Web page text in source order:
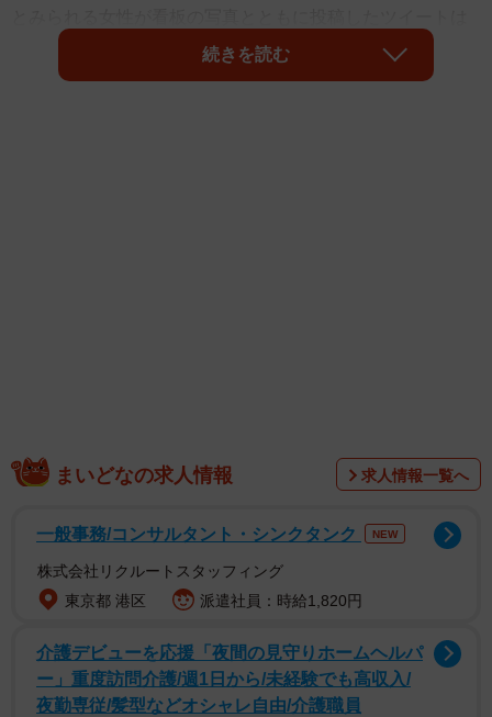
２万回以上リツイートされ、酒ゴリラの看板の写真をまと
めたページまで登場した。ジョッキを持つゴリラの上半身
巨大なゴリラの看板は、一部店舗の壁全面を使って描か
れている。ゴリラの大きさは店舗によってまちまちだが、
ル、幅２３メートル。あふれんばかりのビールをジョッキ
で飲もうとする巨大ゴリラは、迫力十分だ。
続きを読む
まいどなの求人情報 求人情報一覧へ
一般事務/コンサルタント・シンクタンク NEW
株式会社リクルートスタッフィング
東京都 港区
派遣社員：時給1,820円
介護デビューを応援「夜間の見守りホームヘルパ
ー」重度訪問介護/週1日から/未経験でも高収入/
夜勤専従/髪型などオシャレ自由/介護職員